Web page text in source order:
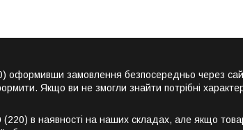
оформивши замовлення безпосередньо через
Якщо ви не змогли знайти потрібні
в наявності на наших складах, але якщо